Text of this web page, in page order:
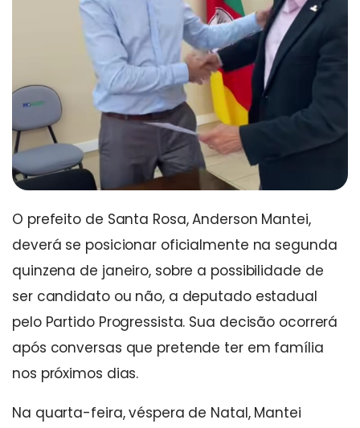
O prefeito de Santa Rosa, Anderson Mantei,
deverá se posicionar oficialmente na segunda
quinzena de janeiro, sobre a possibilidade de
ser candidato ou não, a deputado estadual
pelo Partido Progressista. Sua decisão ocorrerá
após conversas que pretende ter em família
nos próximos dias.
Na quarta-feira, véspera de Natal, Mantei